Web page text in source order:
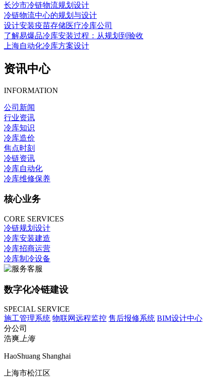
长沙市冷链物流规划设计
冷链物流中心的规划与设计
设计安装疫苗存储医疗冷库公司
了解易爆品冷库安装过程：从规划到验收
上海自动化冷库方案设计
资讯中心
INFORMATION
公司新闻
行业资讯
冷库知识
冷库造价
焦点时刻
冷链资讯
冷库自动化
冷库维修保养
核心业务
CORE SERVICES
冷链规划设计
冷库安装建造
冷库招商运营
冷库制冷设备
数字化冷链建设
SPECIAL SERVICE
施工管理系统 物联网远程监控 售后报修系统 BIM设计中心
分公司
浩爽上海
HaoShuang Shanghai
上海市松江区